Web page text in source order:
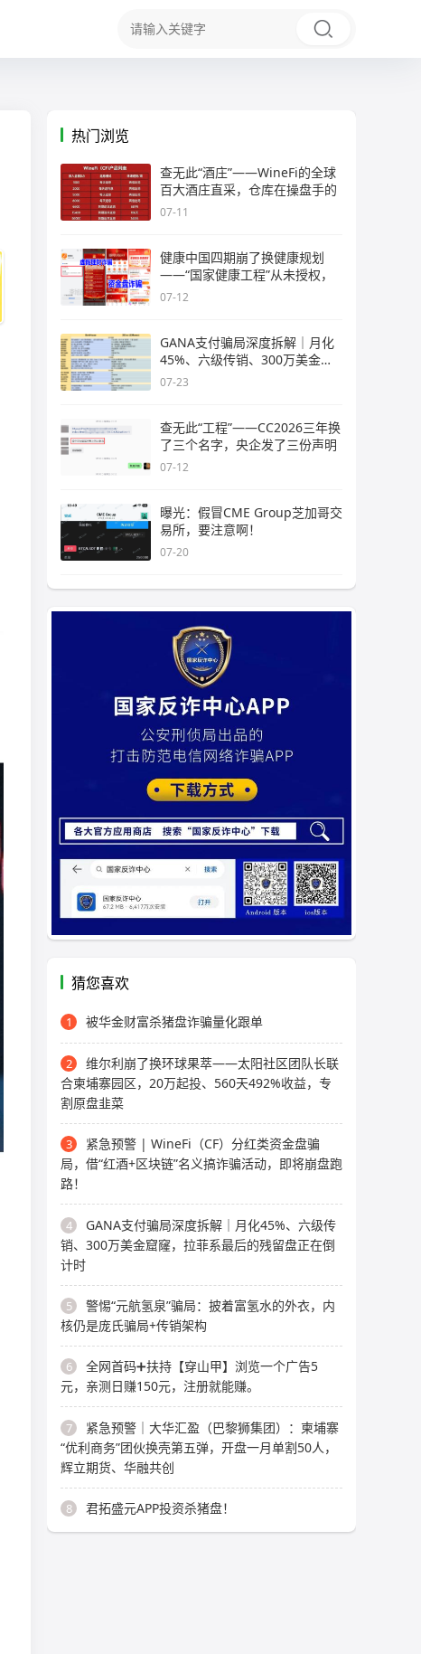
热门浏览
查无此“酒庄”——WineFi的全球
百大酒庄直采，仓库在操盘手的
07-11
健康中国四期崩了换健康规划
——“国家健康工程”从未授权，
07-12
GANA支付骗局深度拆解｜月化
45%、六级传销、300万美金窟
窿，拉菲
07-23
查无此“工程”——CC2026三年换
了三个名字，央企发了三份声明
07-12
曝光：假冒CME Group芝加哥交
易所，要注意啊！
07-20
猜您喜欢
1 被华金财富杀猪盘诈骗量化跟单
2
维尔利崩了换环球果萃——太阳社区团队长联
合柬埔寨园区，20万起投、560天492%收益，专
割原盘韭菜
3
紧急预警 | WineFi（CF）分红类资金盘骗
局，借“红酒+区块链”名义搞诈骗活动，即将崩盘跑
路！
4
GANA支付骗局深度拆解｜月化45%、六级传
销、300万美金窟窿，拉菲系最后的残留盘正在倒
计时
5
警惕“元航氢泉”骗局：披着富氢水的外衣，内
核仍是庞氏骗局+传销架构
6
全网首码➕扶持【穿山甲】浏览一个广告5
元，亲测日赚150元，注册就能赚。
7
紧急预警｜大华汇盈（巴黎狮集团）：柬埔寨
“优利商务”团伙换壳第五弹，开盘一月单割50人，
辉立期货、华融共创
8 君拓盛元APP投资杀猪盘！